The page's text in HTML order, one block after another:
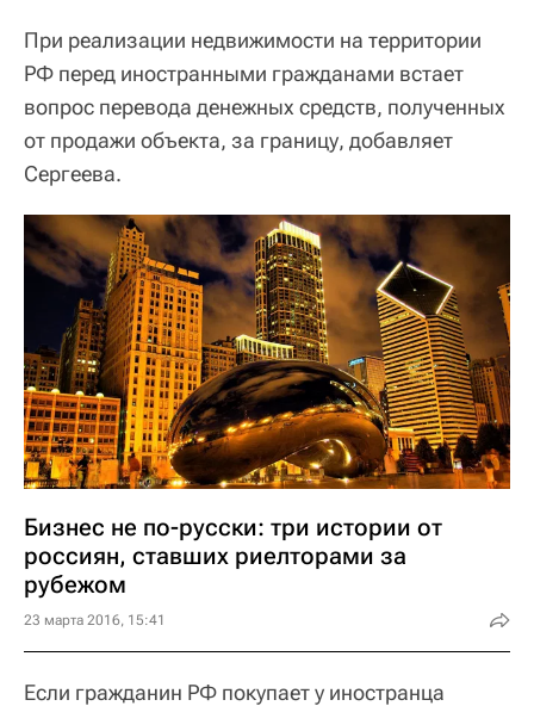
При реализации недвижимости на территории
РФ перед иностранными гражданами встает
вопрос перевода денежных средств, полученных
от продажи объекта, за границу, добавляет
Сергеева.
Бизнес не по-русски: три истории от
россиян, ставших риелторами за
рубежом
23 марта 2016, 15:41
Если гражданин РФ покупает у иностранца